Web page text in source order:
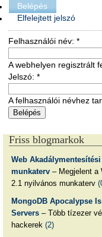
Belépés
Elfelejtett jelszó
Felhasználói név: *
A webhelyen regisztrált
Jelszó: *
A felhasználói névhez
Friss blogmarkok
Web
munkaterv– Megjelent a
2.1 nyilvános munkaterv
MongoDB Apocalypse
Servers– Több tízezer
hackerek (2)